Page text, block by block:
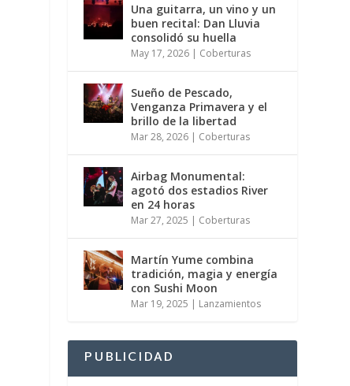
Una guitarra, un vino y un
buen recital: Dan Lluvia
consolidó su huella
May 17, 2026 | Coberturas
Sueño de Pescado,
Venganza Primavera y el
brillo de la libertad
Mar 28, 2026 | Coberturas
Airbag Monumental:
agotó dos estadios River
en 24 horas
Mar 27, 2025 | Coberturas
Martín Yume combina
tradición, magia y energía
con Sushi Moon
Mar 19, 2025 | Lanzamientos
PUBLICIDAD